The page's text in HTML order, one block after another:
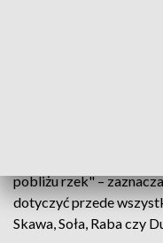
pobliżu rzek" –
dotyczyć przede
Skawa, Soła, Raba czy